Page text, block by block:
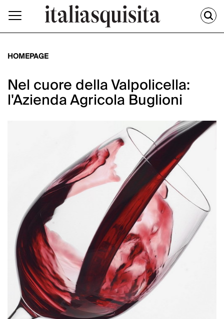
HOMEPAGE
Nel cuore della Valpolicella:
l'Azienda Agricola Buglioni